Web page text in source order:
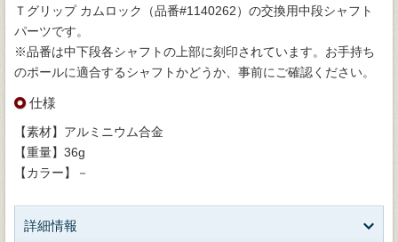
Ｔグリップ カムロック（品番#1140262）の交換用中段シャフト
パーツです。
※品番は中下段各シャフトの上部に刻印されています。お手持ち
のポールに適合するシャフトかどうか、事前にご確認ください。
仕様
【素材】アルミニウム合金
【重量】36g
【カラー】－
詳細情報